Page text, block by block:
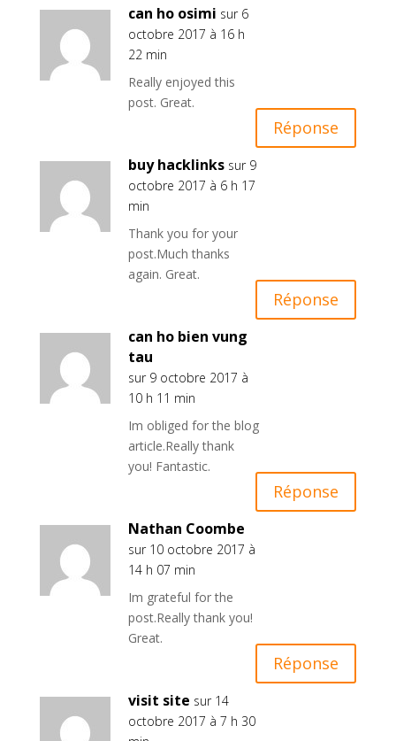
can ho osimi sur 6
octobre 2017 à 16 h
22 min
Really enjoyed this
post. Great.
Réponse
buy hacklinks sur 9
octobre 2017 à 6 h 17
min
Thank you for your
post.Much thanks
again. Great.
Réponse
can ho bien vung
tau
sur 9 octobre 2017 à
10 h 11 min
Im obliged for the blog
article.Really thank
you! Fantastic.
Réponse
Nathan Coombe
sur 10 octobre 2017 à
14 h 07 min
Im grateful for the
post.Really thank you!
Great.
Réponse
visit site sur 14
octobre 2017 à 7 h 30